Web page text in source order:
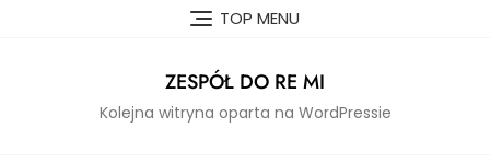
TOP MENU
ZESPÓŁ DO RE MI
Kolejna witryna oparta na WordPressie